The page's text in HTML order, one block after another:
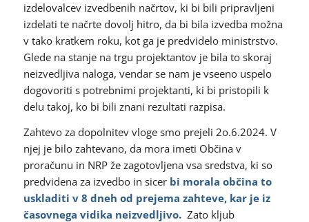
izdelovalcev izvedbenih načrtov, ki bi bili pripravljeni
izdelati te načrte dovolj hitro, da bi bila izvedba možna
v tako kratkem roku, kot ga je predvidelo ministrstvo.
Glede na stanje na trgu projektantov je bila to skoraj
neizvedljiva naloga, vendar se nam je vseeno uspelo
dogovoriti s potrebnimi projektanti, ki bi pristopili k
delu takoj, ko bi bili znani rezultati razpisa.
Zahtevo za dopolnitev vloge smo prejeli 2o.6.2024. V
njej je bilo zahtevano, da mora imeti Občina v
proračunu in NRP že zagotovljena vsa sredstva, ki so
predvidena za izvedbo in sicerbi morala občina to
uskladiti v 8 dneh od prejema zahteve, kar je iz
časovnega vidika neizvedljivo.Zato kljub